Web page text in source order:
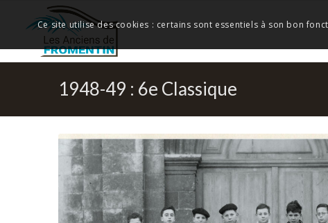
1948-49 : 6e Classique
Ce site utilise des cookies : certains sont essentiels à son bon